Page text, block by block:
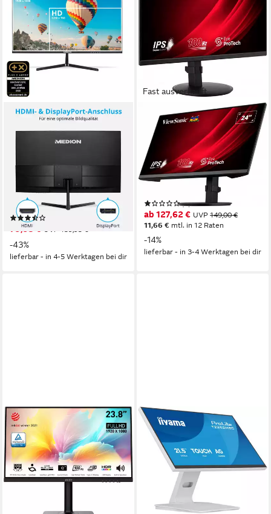
MEDION®
MEDION® AKOYA® P52424
60.5 cm/ 23.8 Zoll
Diagonale
1920x1080 px, 1080p Full HD
14 ms Reaktionszeit
Produktdatenblatt
79,95 € UVP 139,95 €
-43%
lieferbar - in 4-5 Werktagen bei dir
Fast ausverkauft
VIEWSONIC
VS19713(VG2408A-MHD)
LED-Monitor
61 cm/ 24 Zoll Diagonale
1920 x 1080 px, Full HD Auflösung
5 ms Reaktionszeit
(1)
ab 127,62 € UVP 149,00 €
11,66 € mtl. in 12 Raten
-14%
lieferbar - in 3-4 Werktagen bei dir